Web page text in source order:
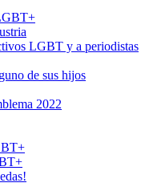
LGBT y a periodistas
de sus hijos
2022